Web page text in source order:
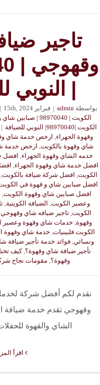
تاجير
| النوبي
بواسطة admin
| فبراير 15th, 2024 |
الكويت | 98970040 | صبابين شاي وقهوة
الكويت |98970040| النوبي للضيافة
|
وقهوة الجهراء ارخص خدمة شاي
شاي وقهوة بالكويت, ارخص خدمة
خدمه الشاي وقهوة الجهراء افضل
افضل خدمة شاي وقهوة الجهراء
الكويت, افضل شركة ضيافة بالكويت,
افضل صبابين شاي و قهوة في
افضل صبابين شاي وقهوة الكويت
وعصير الكويت, الضيافة الكويتية
الكويت ,تاجير ضيافه شاي
وقهوة خدمات شاي وقهوة وعصير
الكويت فلبينيات خدمة شاي وقهوة
ونسائي ,فوائد خدمة تأجير ضيافة
تأجير ضيافة شاي وقهوة؟ ,كيف
وقهوة؟ مقومات نجاح
نقدم لكم أفضل شركة
وقهوجي تقدم خدمة ضيافة
الشاي والقهوة
‫اقرأ المزيد